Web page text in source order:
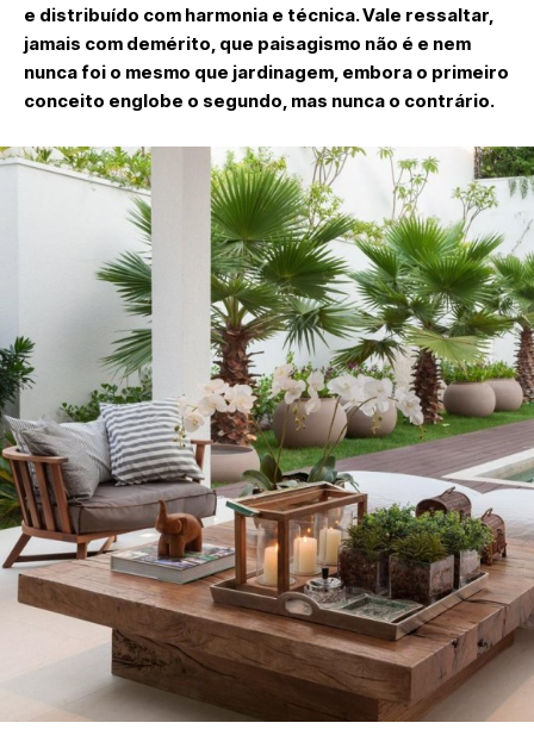
e distribuído com harmonia e técnica. Vale ressaltar,
jamais com demérito, que paisagismo não é e nem
nunca foi o mesmo que jardinagem, embora o primeiro
conceito englobe o segundo, mas nunca o contrário.